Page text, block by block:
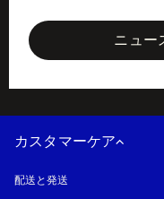
ニュー
カスタマーケア
配送と発送